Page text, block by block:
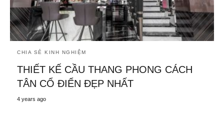
CHIA SẺ KINH NGHIỆM
THIẾT KẾ CẦU THANG PHONG CÁCH
TÂN CỔ ĐIỂN ĐẸP NHẤT
4 years ago